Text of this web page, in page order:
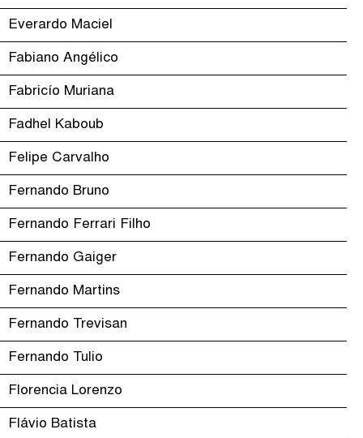
Everardo Maciel
Fabiano Angélico
Fabricío Muriana
Fadhel Kaboub
Felipe Carvalho
Fernando Bruno
Fernando Ferrari Filho
Fernando Gaiger
Fernando Martins
Fernando Trevisan
Fernando Tulio
Florencia Lorenzo
Flávio Batista